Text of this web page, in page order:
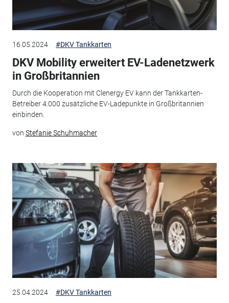
16.05.2024 #DKV Tankkarten
DKV Mobility erweitert EV-Ladenetzwerk
in Großbritannien
Durch die Kooperation mit Clenergy EV kann der Tankkarten-
Betreiber 4.000 zusätzliche EV-Ladepunkte in Großbritannien
einbinden.
von Stefanie Schuhmacher
25.04.2024 #DKV Tankkarten